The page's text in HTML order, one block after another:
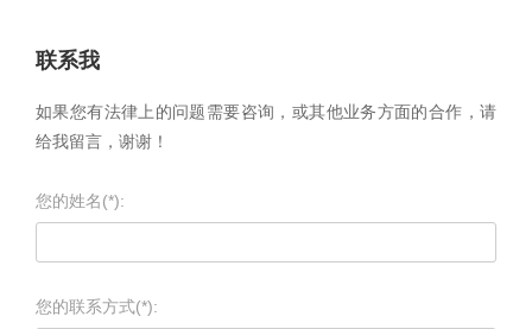
联系我
如果您有法律上的问题需要咨询，或其他业务方面的合作，请
给我留言，谢谢！
您的姓名(*):
您的联系方式(*):